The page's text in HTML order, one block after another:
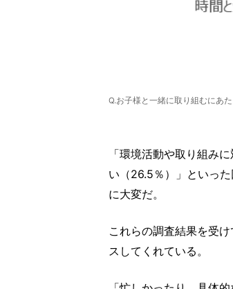
Q.お子様と一緒に取り組むにあ
「環境活動や取り組み
い（26.5％）」といっ
に大変だ。
これらの調査結果を受
スしてくれている。